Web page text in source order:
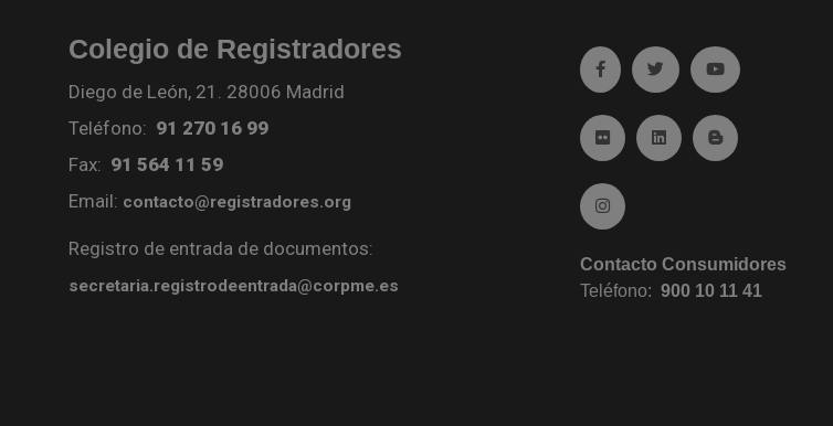
Colegio de Registradores
Diego de León, 21. 28006 Madrid
Teléfono: 91 270 16 99
Fax: 91 564 11 59
Email: contacto@registradores.org
Registro de entrada de documentos:
secretaria.registrodeentrada@corpme.es
Ir a facebook (abre en ventana
Ir a twitter (abre en
Ir a YouTube
Ir a Flickr (abre en ventana
Ir a Linkedin (abre en
Ir al Blog (abre
Ir a Instagram (abre en ventana
Contacto Consumidores
Teléfono:900 10 11 41